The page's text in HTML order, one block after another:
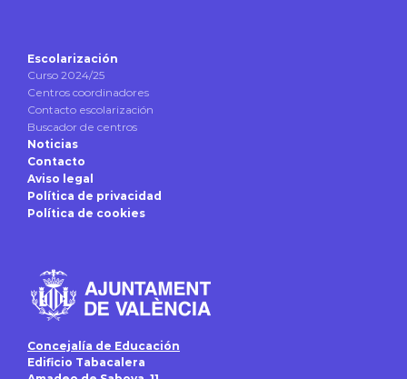
Escolarización
Curso 2024/25
Centros coordinadores
Contacto escolarización
Buscador de centros
Noticias
Contacto
Aviso legal
Política de privacidad
Política de cookies
Concejalía de Educación
Edificio Tabacalera